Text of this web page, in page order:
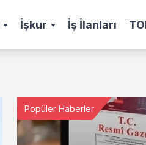
İşkur İş İlanları
Popüler Haberler